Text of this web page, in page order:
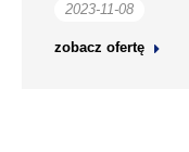
2023-11-08
zobacz ofertę